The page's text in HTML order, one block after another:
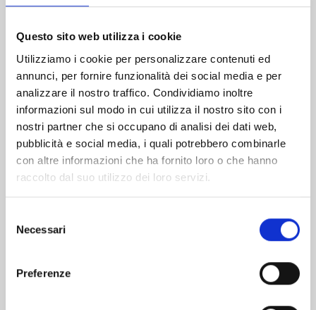
Questo sito web utilizza i cookie
Utilizziamo i cookie per personalizzare contenuti ed
annunci, per fornire funzionalità dei social media e per
analizzare il nostro traffico. Condividiamo inoltre
informazioni sul modo in cui utilizza il nostro sito con i
nostri partner che si occupano di analisi dei dati web,
pubblicità e social media, i quali potrebbero combinarle
con altre informazioni che ha fornito loro o che hanno
raccolto dal suo utilizzo dei loro servizi.
delNecessari
Preferenze
Altri volumi della serie